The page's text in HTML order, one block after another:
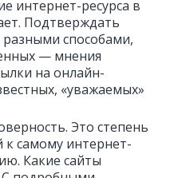
интернет-ресурса в
Подтверждать
способами,
— мнения
на онлайн-
«уважаемых»
Это степень
к самому интернет-
Какие сайты